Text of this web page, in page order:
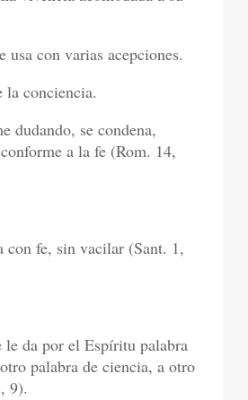
usa con varias acepciones.
la conciencia.
dudando, se condena,
a la fe (Rom. 14,
con fe, sin vacilar (Sant. 1,
le da por el Espíritu palabra
palabra de ciencia, a otro
9).